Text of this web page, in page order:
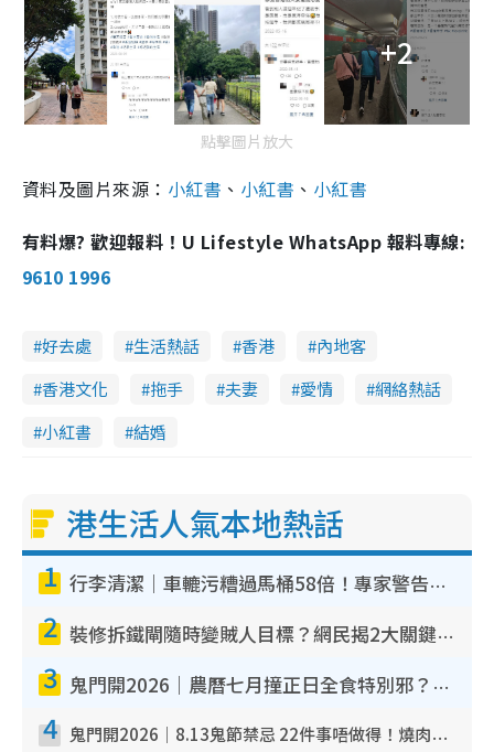
+2
點擊圖片放大
資料及圖片來源： 小紅書 、 小紅書 、 小紅書
有料爆? 歡迎報料！U Lifestyle WhatsApp 報料專線:
9610 1996
好去處 生活熱話 香港
內地客
香港文化
拖手 夫妻 愛情
網絡熱話
小紅書
結婚
港生活人氣本地熱話
1 行李清潔｜車轆污糟過馬桶58倍！專家警告忌用酒精抹 教1招免污手除菌
2 裝修拆鐵閘隨時變賊人目標？網民揭2大關鍵用途：裝新式等於白裝？附新舊鐵閘分別
3 鬼門開2026｜農曆七月撞正日全食特別邪？專家警告切忌做一事！揭4大禁忌+2招保平安
4 鬼門開2026｜8.13鬼節禁忌 22件事唔做得！燒肉、刺身要少食？半夜勿吹口哨/打呢個電話